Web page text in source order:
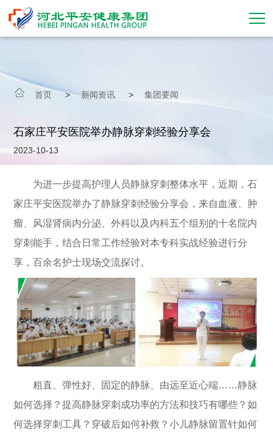
企业文化
党建引领
招标信息
首页 > 新闻资讯 > 集团要闻
石家庄平安医院举办静脉穿刺经验分享会
2023-10-13
为进一步提高护理人员静脉穿刺整体水平，近期，石
家庄平安医院举办了静脉穿刺经验分享会，来自血液、肿
瘤、风湿肾病内分泌、外科以及内科五个组别的十名院内
穿刺能手，结合日常工作经验对本专科实战经验进行分
享，百余名护士现场交流探讨。
粗直、弹性好、固定的静脉、由远至近心端……静脉
如何选择？提高静脉穿刺成功率的方法和技巧有哪些？如
何选择穿刺工具？穿破后如何补救？小儿静脉留置针如何